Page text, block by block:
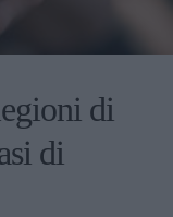
di
di